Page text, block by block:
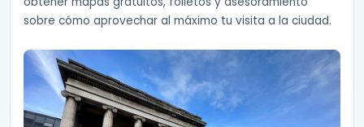
sobre cómo aprovechar al máximo tu visita a la ciudad.